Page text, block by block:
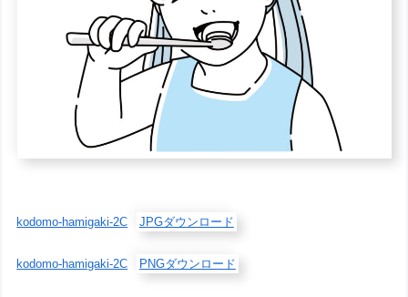
kodomo-hamigaki-2C JPGダウンロード
kodomo-hamigaki-2C PNGダウンロード